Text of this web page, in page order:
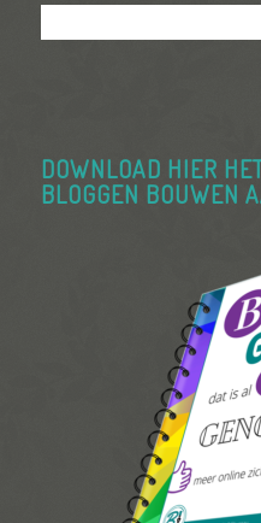
DOWNLOAD HIER
BLOGGEN BOUWEN